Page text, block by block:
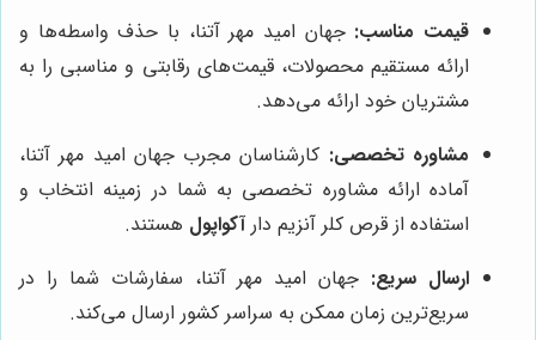
قیمت مناسب: جهان امید مهر آتنا، با حذف واسطه‌ها و
ارائه مستقیم محصولات، قیمت‌های رقابتی و مناسبی را به
مشتریان خود ارائه می‌دهد.
مشاوره تخصصی: کارشناسان مجرب جهان امید مهر آتنا،
آماده ارائه مشاوره تخصصی به شما در زمینه انتخاب و
استفاده از قرص کلر آنزیم دارآکواپول هستند.
ارسال سریع: جهان امید مهر آتنا، سفارشات شما را در
سریع‌ترین زمان ممکن به سراسر کشور ارسال می‌کند.